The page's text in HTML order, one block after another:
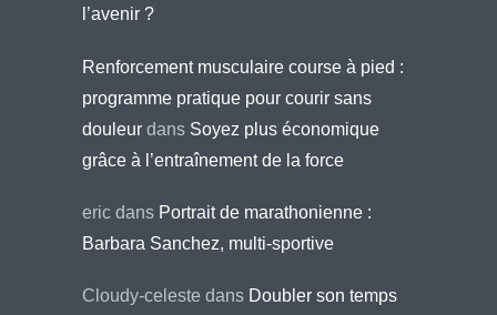
l’avenir ?
Renforcement musculaire course à pied :
programme pratique pour courir sans
douleur dans Soyez plus économique
grâce à l’entraînement de la force
eric dans Portrait de marathonienne :
Barbara Sanchez, multi-sportive
Cloudy-celeste dans Doubler son temps